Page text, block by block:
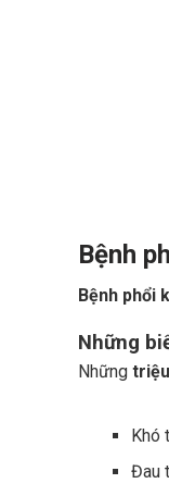
Bệnh
Bệnh phổi
Những
Những
Khó
Đau